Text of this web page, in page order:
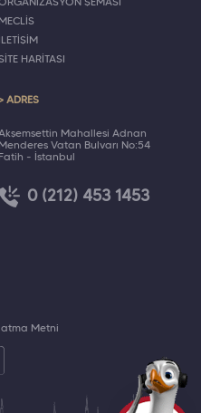
ŞEMASI
MECLİS
İLETİŞİM
HARİTASI
> ADRES
Mahallesi Adnan
Menderes Vatan Bulvarı No:54
Fatih - İstanbul
0 (212) 453 1453
Metni